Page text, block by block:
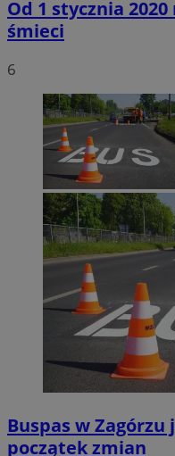
Od 1 stycznia
śmieci
6
Buspas w Zagórzu
początek zmian